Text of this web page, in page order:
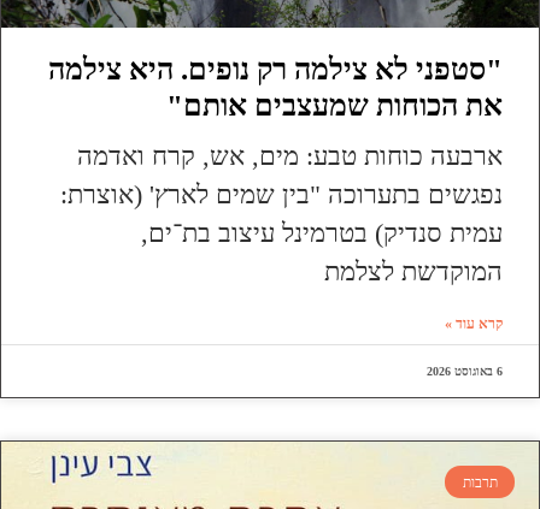
"סטפני לא צילמה רק נופים. היא צילמה
את הכוחות שמעצבים אותם"
ארבעה כוחות טבע: מים, אש, קרח ואדמה
נפגשים בתערוכה "בין שמים לארץ' (אוצרת:
עמית סנדיק) בטרמינל עיצוב בת־ים,
המוקדשת לצלמת
קרא עוד »
6 באוגוסט 2026
תרבות